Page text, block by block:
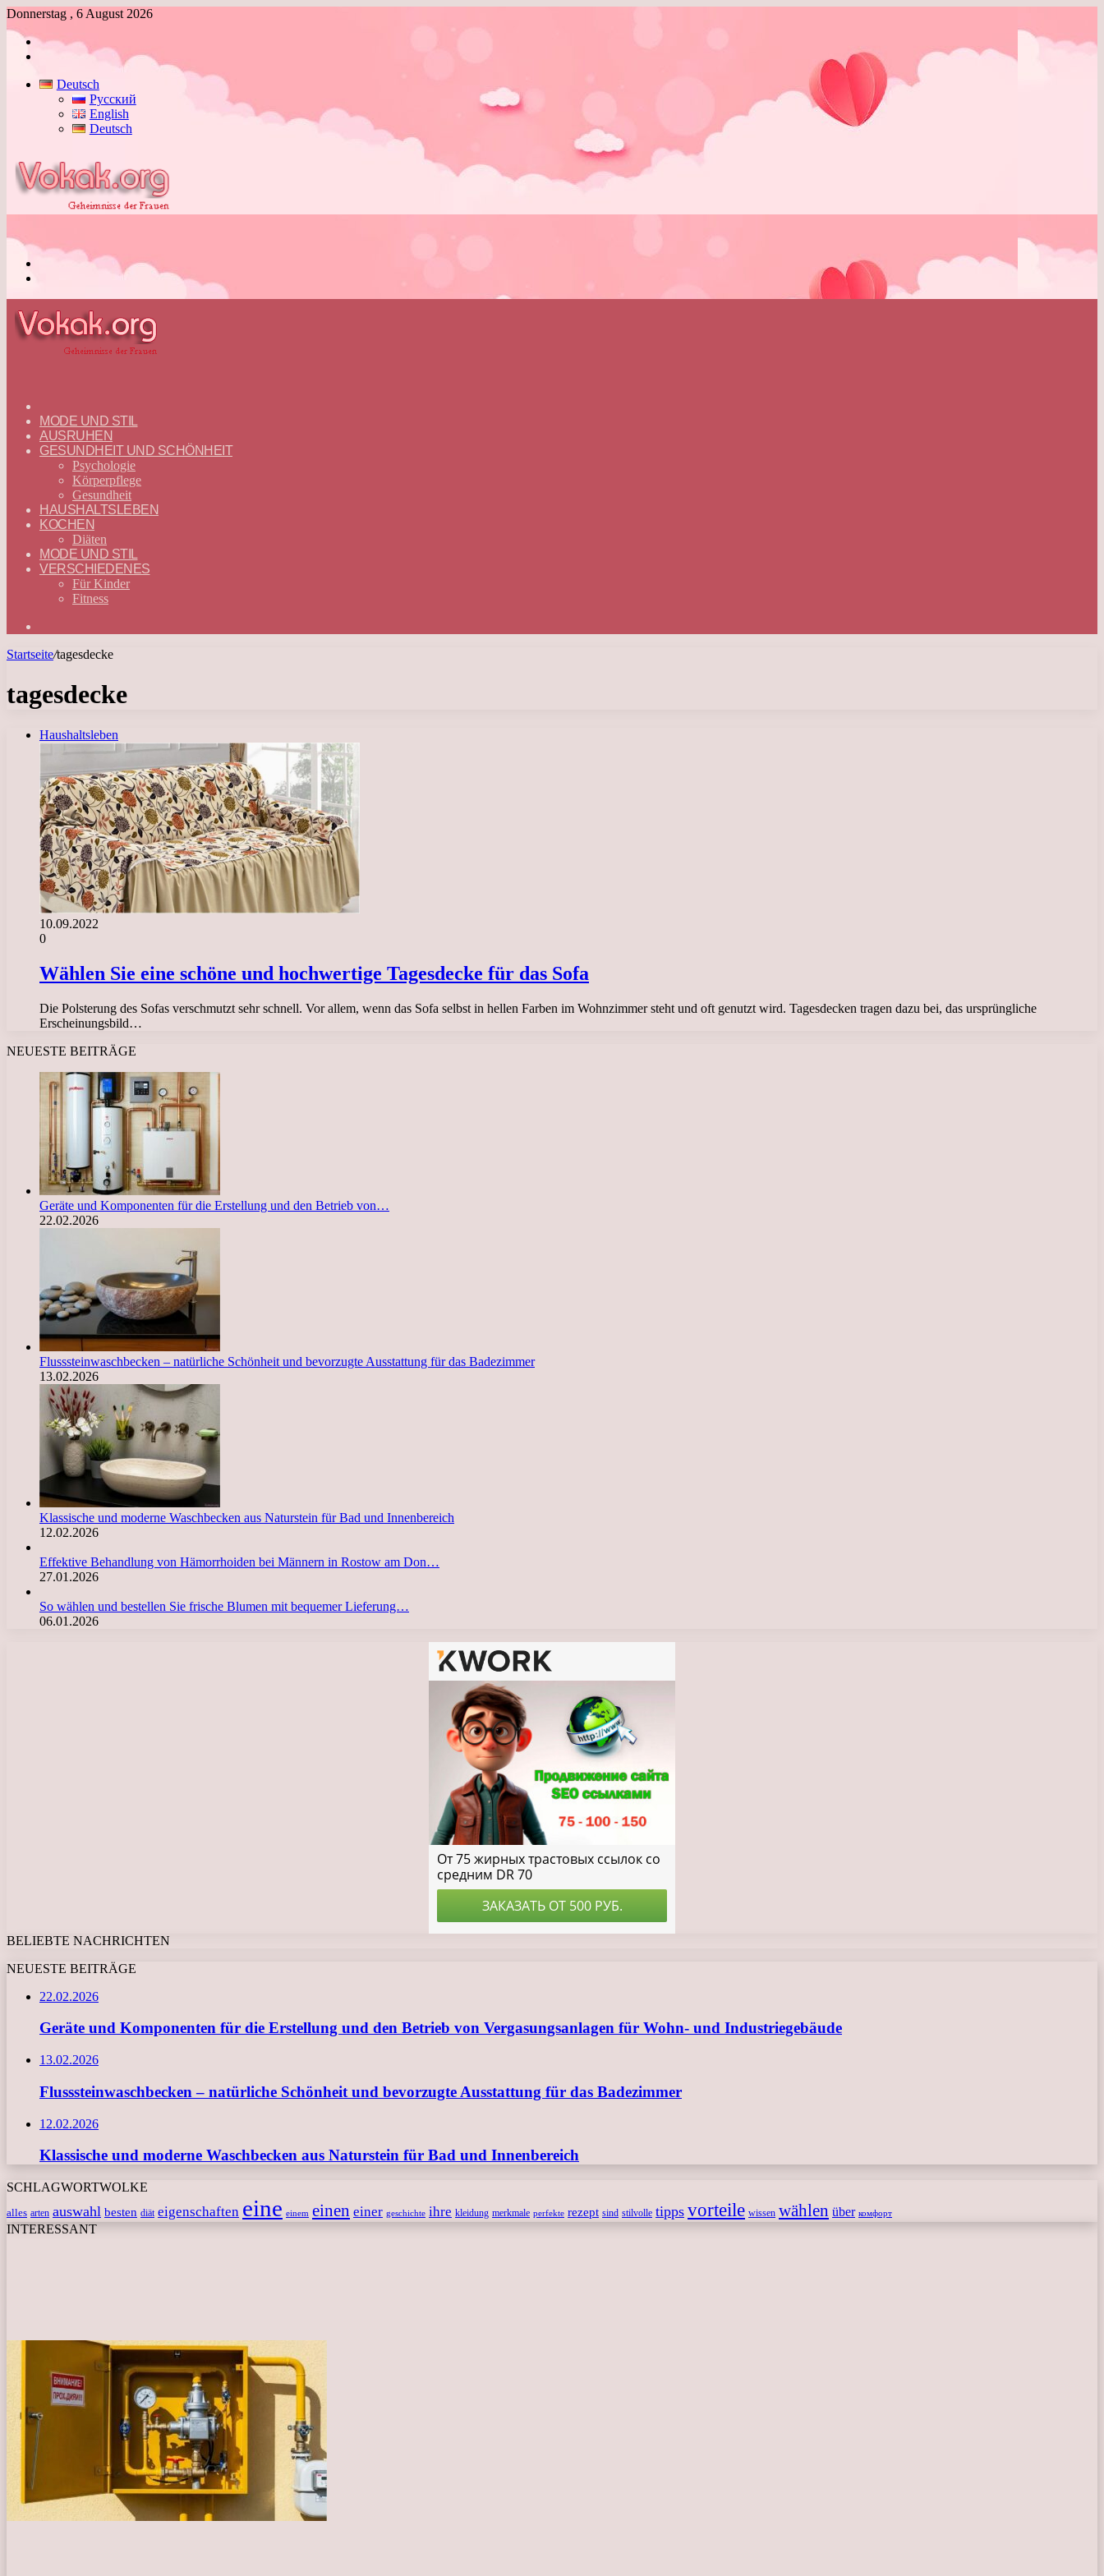
Donnerstag , 6 August 2026
Anmelden
Deutsch
Русский
English
Deutsch
—
DEUTSCH
MODE UND STIL
AUSRUHEN
GESUNDHEIT UND SCHÖNHEIT
Psychologie
Körperpflege
Gesundheit
HAUSHALTSLEBEN
KOCHEN
Diäten
MODE UND STIL
VERSCHIEDENES
Für Kinder
Fitness
Startseite/tagesdecke
tagesdecke
Haushaltsleben
10.09.2022
0
Wählen Sie eine schöne und hochwertige Tagesdecke für das Sofa
Die Polsterung des Sofas verschmutzt sehr schnell. Vor allem, wenn das Sofa selbst in hellen Farben im Wohnzimmer steht und oft genutzt wird. Tagesdecken tragen dazu bei, das ursprüngliche
Erscheinungsbild…
NEUESTE BEITRÄGE
Geräte und Komponenten für die Erstellung und den Betrieb von…
22.02.2026
Flusssteinwaschbecken – natürliche Schönheit und bevorzugte Ausstattung für das Badezimmer
13.02.2026
Klassische und moderne Waschbecken aus Naturstein für Bad und Innenbereich
12.02.2026
Effektive Behandlung von Hämorrhoiden bei Männern in Rostow am Don…
27.01.2026
So wählen und bestellen Sie frische Blumen mit bequemer Lieferung…
06.01.2026
BELIEBTE NACHRICHTEN
NEUESTE BEITRÄGE
22.02.2026
Geräte und Komponenten für die Erstellung und den Betrieb von Vergasungsanlagen für Wohn- und Industriegebäude
13.02.2026
Flusssteinwaschbecken – natürliche Schönheit und bevorzugte Ausstattung für das Badezimmer
12.02.2026
Klassische und moderne Waschbecken aus Naturstein für Bad und Innenbereich
SCHLAGWORTWOLKE
alles arten auswahl besten diät eigenschaften eine einem einen einer geschichte ihre kleidung merkmale perfekte rezept sind stilvolle tipps vorteile wissen wählen über комфорт
INTERESSANT